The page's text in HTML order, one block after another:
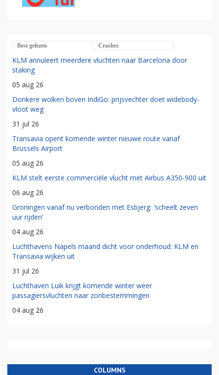
Best gelezen Crashes
KLM annuleert meerdere vluchten naar Barcelona door
staking
05 aug 26
Donkere wolken boven IndiGo: prijsvechter doet widebody-
vloot weg
31 jul 26
Transavia opent komende winter nieuwe route vanaf
Brussels Airport
05 aug 26
KLM stelt eerste commerciële vlucht met Airbus A350-900 uit
06 aug 26
Groningen vanaf nu verbonden met Esbjerg: 'scheelt zeven
uur rijden'
04 aug 26
Luchthavens Napels maand dicht voor onderhoud: KLM en
Transavia wijken uit
31 jul 26
Luchthaven Luik krijgt komende winter weer
passagiersvluchten naar zonbestemmingen
04 aug 26
COLUMNS